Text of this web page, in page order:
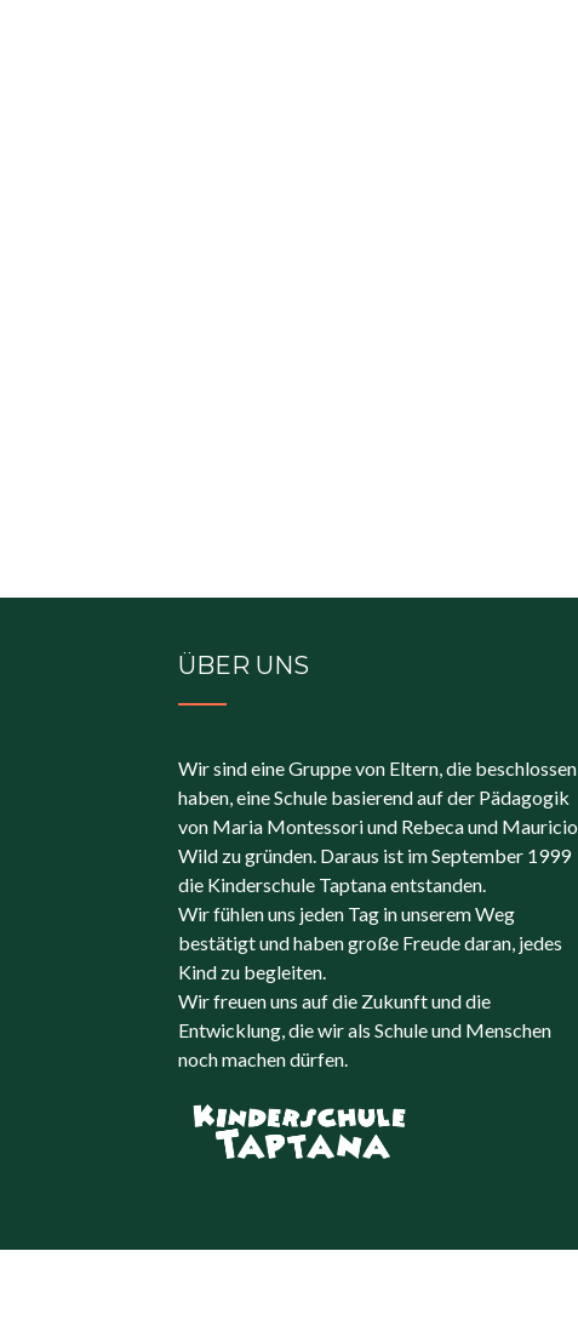
ÜBER UNS
Wir sind eine Gruppe von Eltern, die beschlossen
haben, eine Schule basierend auf der Pädagogik
von Maria Montessori und Rebeca und Mauricio
Wild zu gründen. Daraus ist im September 1999
die Kinderschule Taptana entstanden.
Wir fühlen uns jeden Tag in unserem Weg
bestätigt und haben große Freude daran, jedes
Kind zu begleiten.
Wir freuen uns auf die Zukunft und die
Entwicklung, die wir als Schule und Menschen
noch machen dürfen.